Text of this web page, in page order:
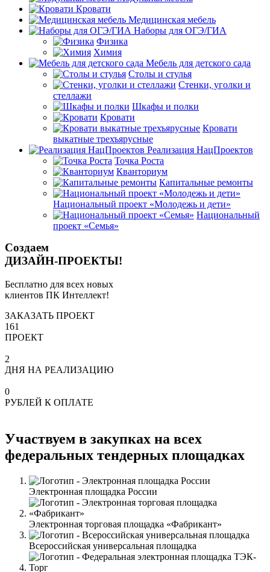
Кровати
Медицинская мебель
Наборы для ОГЭ/ГИА
Физика
Химия
Мебель для детского сада
Столы и стулья
Стенки, уголки и
стеллажи
Шкафы и полки
Кровати
Кровати
выкатные трехъярусные
Реализация НацПроектов
Точка Роста
Кванториум
Капитальные ремонты
Национальный проект «Молодежь и дети»
Национальный
проект «Семья»
Создаем
ДИЗАЙН-ПРОЕКТЫ!
Бесплатно для всех новых
клиентов ПК Интеллект!
ЗАКАЗАТЬ ПРОЕКТ
161
ПРОЕКТ
2
ДНЯ НА РЕАЛИЗАЦИЮ
0
РУБЛЕЙ К ОПЛАТЕ
Участвуем в закупках на всех
федеральных тендерных площадках
Электронная площадка России
Электронная торговая площадка «Фабрикант»
Всероссийская универсальная площадка